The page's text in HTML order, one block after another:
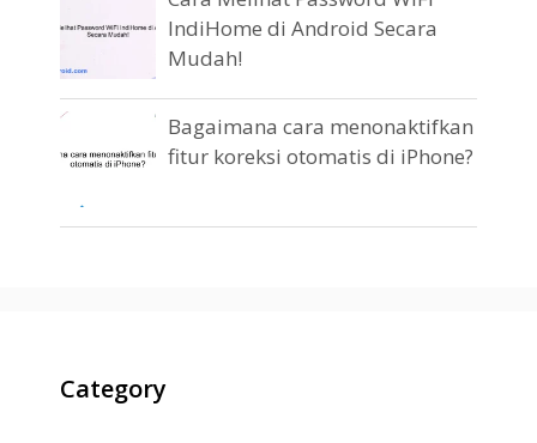
IndiHome di Android Secara
Mudah!
Bagaimana cara menonaktifkan
fitur koreksi otomatis di iPhone?
Category